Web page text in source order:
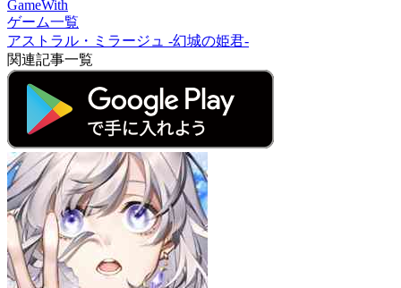
GameWith
ゲーム一覧
アストラル・ミラージュ -幻城の姫君-
関連記事一覧